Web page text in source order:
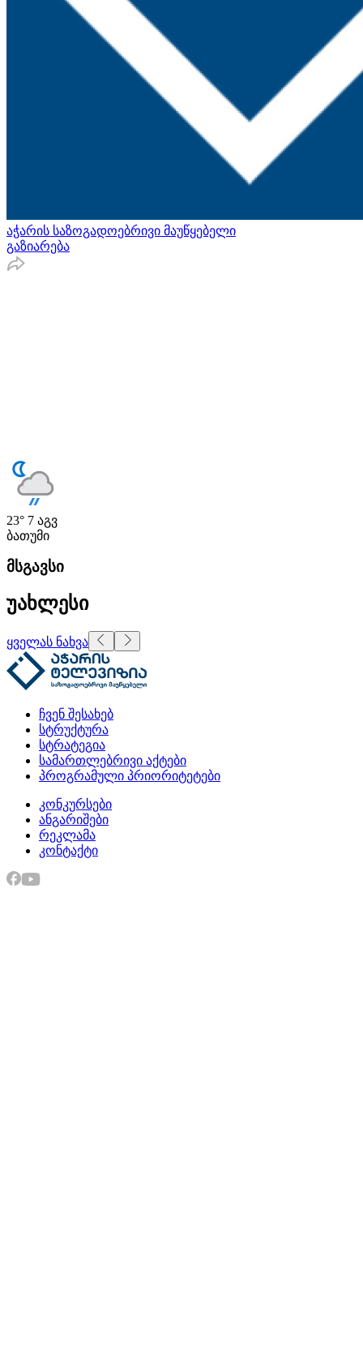
აჭარის საზოგადოებრივი მაუწყებელი
გაზიარება
23° 7 აგვ
ბათუმი
მსგავსი
უახლესი
ყველას ნახვა
ჩვენ შესახებ
სტრუქტურა
სტრატეგია
სამართლებრივი აქტები
პროგრამული პრიორიტეტები
კონკურსები
ანგარიშები
რეკლამა
კონტაქტი